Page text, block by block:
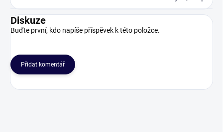
Diskuze
Buďte první, kdo napíše příspěvek k této položce.
Přidat komentář